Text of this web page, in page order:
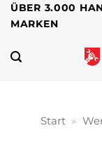
Zum
Inhalt
springen
ÜBER 3.000
MARKEN
Start »